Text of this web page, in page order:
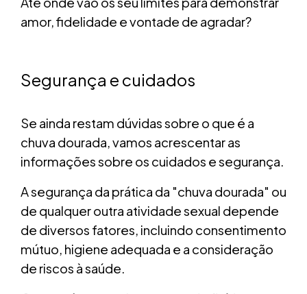
amor, fidelidade e vontade de agradar?
Segurança e cuidados
Se ainda restam dúvidas sobre o que é a
chuva dourada, vamos acrescentar as
informações sobre os cuidados e segurança.
A segurança da prática da "chuva dourada" ou
de qualquer outra atividade sexual depende
de diversos fatores, incluindo consentimento
mútuo, higiene adequada e a consideração
de riscos à saúde.